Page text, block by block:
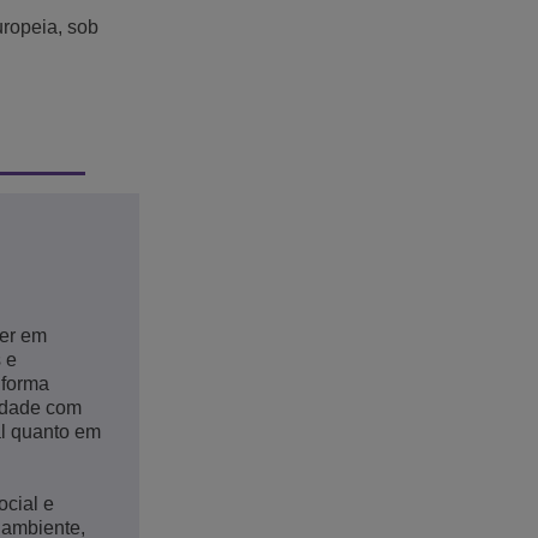
sob
em
e
com
quanto em
e